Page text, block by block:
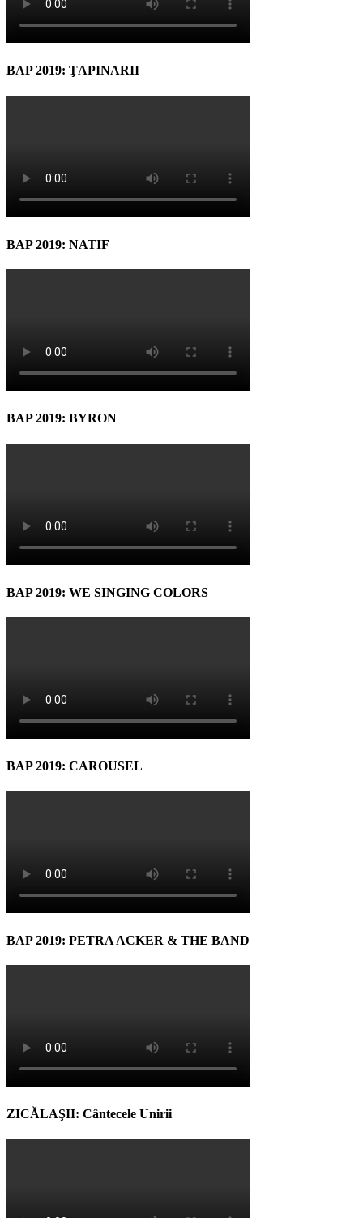
BAP 2019: ŢAPINARII
BAP 2019: NATIF
BAP 2019: BYRON
BAP 2019: WE SINGING COLORS
BAP 2019: CAROUSEL
BAP 2019: PETRA ACKER & THE BAND
ZICĂLAŞII: Cântecele Unirii